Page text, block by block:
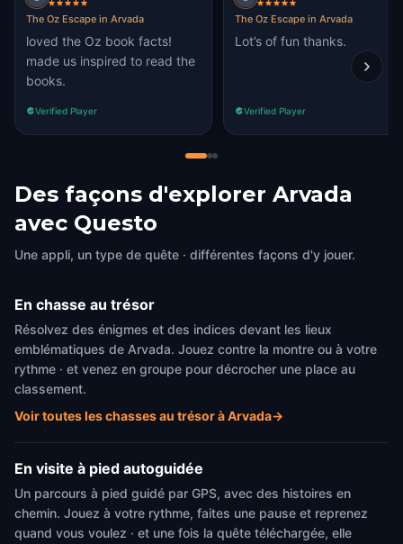
The Oz Escape in Arvada
loved the Oz book facts!
made us inspired to read the
books.
Verified Player
The Oz Escape in Arvada
Lot’s of fun thanks.
Verified Player
Des façons d'explorer Arvada
avec Questo
Une appli, un type de quête · différentes façons d'y jouer.
En chasse au trésor
Résolvez des énigmes et des indices devant les lieux
emblématiques de Arvada. Jouez contre la montre ou à votre
rythme · et venez en groupe pour décrocher une place au
classement.
Voir toutes les chasses au trésor à Arvada→
En visite à pied autoguidée
Un parcours à pied guidé par GPS, avec des histoires en
chemin. Jouez à votre rythme, faites une pause et reprenez
quand vous voulez · et une fois la quête téléchargée, elle